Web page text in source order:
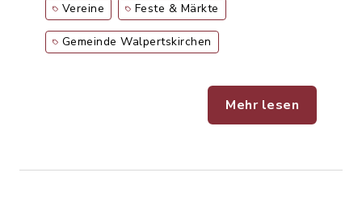
Vereine Feste & Märkte
Gemeinde Walpertskirchen
Mehr lesen